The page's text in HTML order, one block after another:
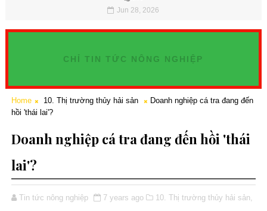
Jun 28, 2026
CHỈ TIN TỨC NÔNG NGHIỆP
Home 10. Thị trường thủy hải sản
Doanh nghiệp cá tra đang đến
hồi 'thái lai'?
Doanh nghiệp cá tra đang đến hồi 'thái
lai'?
Tin tức nông nghiệp 7 years ago 10. Thị trường thủy hải sản,